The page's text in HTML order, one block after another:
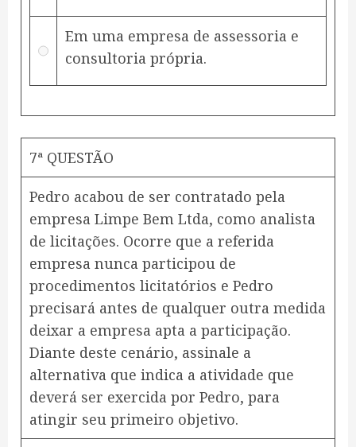
Em uma empresa de assessoria e
consultoria própria.
7ª QUESTÃO
Pedro acabou de ser contratado pela
empresa Limpe Bem Ltda, como analista
de licitações. Ocorre que a referida
empresa nunca participou de
procedimentos licitatórios e Pedro
precisará antes de qualquer outra medida
deixar a empresa apta a participação.
Diante deste cenário, assinale a
alternativa que indica a atividade que
deverá ser exercida por Pedro, para
atingir seu primeiro objetivo.